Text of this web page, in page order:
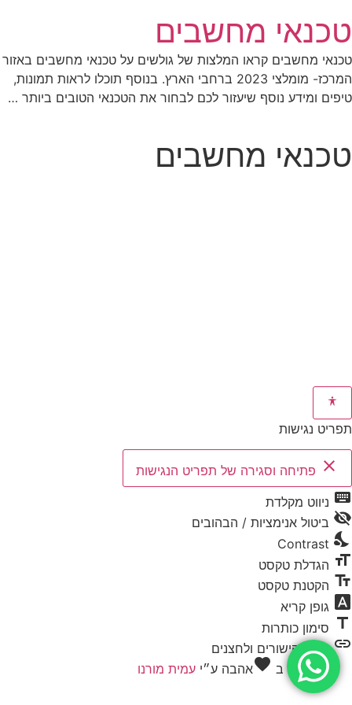
לתוכן
טכנאי מחשבים
טכנאי מחשבים קראו המלצות של גולשים על טכנאי מחשבים באזור
המרכז- מומלצי 2023 ברחבי הארץ. בנוסף תוכלו לראות תמונות,
טיפים ומידע נוסף שיעזור לכם לבחור את הטכנאי הטובים ביותר …
טכנאי מחשבים
תפריט נגישות
close פתיחה וסגירה של תפריט הנגישות
keyboard ניווט מקלדת
visibility_off ביטול אנימציות / הבהובים
nights_stay
Contrast
format_size הגדלת טקסט
text_fields הקטנת טקסט
font_download גופן קריא
title סימון כותרות
link סימון קישורים ולחצנים
מופעל ב favoriteאהבה ע״י עמית מורנו